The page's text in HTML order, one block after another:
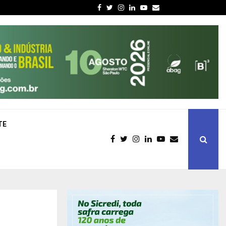
Facebook
Twitter
Instagram
LinkedinYoutube
Email